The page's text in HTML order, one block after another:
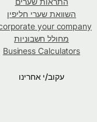
השוואת שערי חליפין
Incorporate your company
מחולל חשבוניות
Business Calculators
עקוב/י אחרינו